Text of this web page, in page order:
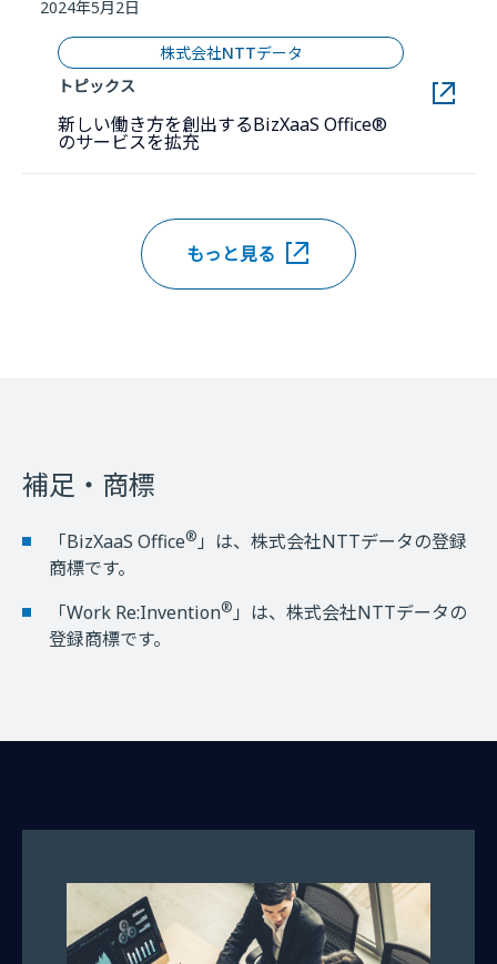
2024年5月2日
株式会社NTTデータ
トピックス
新しい働き方を創出するBizXaaS Office®
のサービスを拡充新しいウィンドウで開きます。
もっと見る
補足・商標
「BizXaaS Office® 」は、株式会社NTTデータの登録
商標です。
「Work Re:Invention® 」は、株式会社NTTデータの
登録商標です。